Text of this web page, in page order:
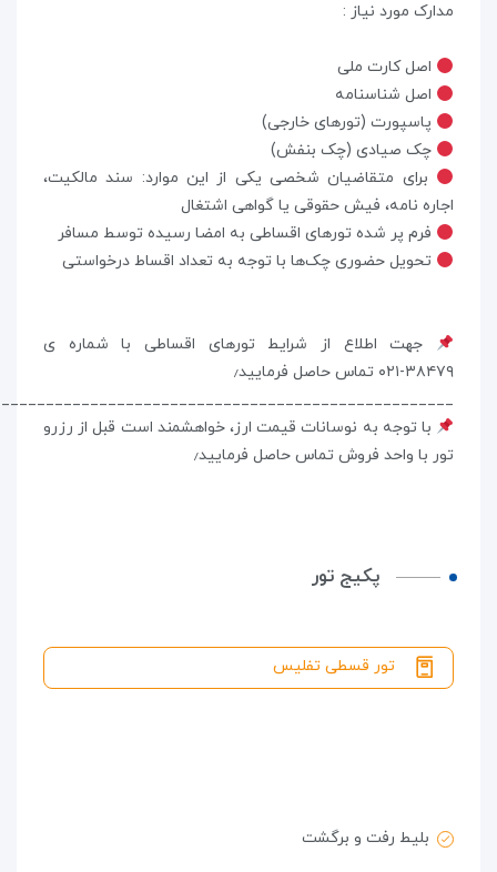
مدارک مورد نیاز :
اصل کارت ملی
اصل شناسنامه
پاسپورت (تورهای خارجی)
چک صیادی (چک بنفش)
برای متقاضیان شخصی یکی از این موارد: سند مالکیت،
اجاره نامه، فیش حقوقی یا گواهی اشتغال
فرم پر شده تور‌های اقساطی به امضا رسیده توسط مسافر
تحویل حضوری چک‌ها با توجه به تعداد اقساط درخواستی
جهت اطلاع از شرایط تورهای اقساطی با شماره ی
۳۸۴۷۹-۰۲۱ تماس حاصل فرمایید٫
با توجه به نوسانات قیمت ارز، خواهشمند است قبل از رزرو
تور با واحد فروش تماس حاصل فرمایید٫
پکیج تور
تور قسطی تفلیس
بلیط رفت و برگشت